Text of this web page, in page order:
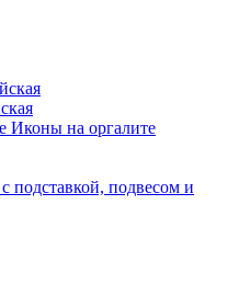
Иконы на оргалите
подставкой, подвесом и